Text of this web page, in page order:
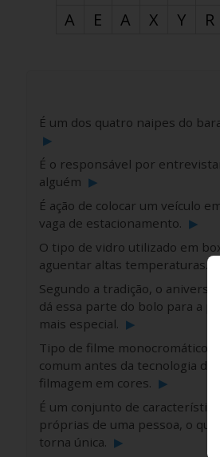
A
E A X Y R
É um dos quatro naipes do
▶
É o responsável por
alguém ▶
É ação de colocar um veículo
vaga de estacionamento. ▶
O tipo de vidro utilizado em
aguentar altas temperaturas.
Segundo a tradição, o
dá essa parte do bolo para a
mais especial. ▶
Tipo de filme monocromático
comum antes da tecnologia de
filmagem em cores. ▶
É um conjunto de características
próprias de uma pessoa, o que a
torna única. ▶